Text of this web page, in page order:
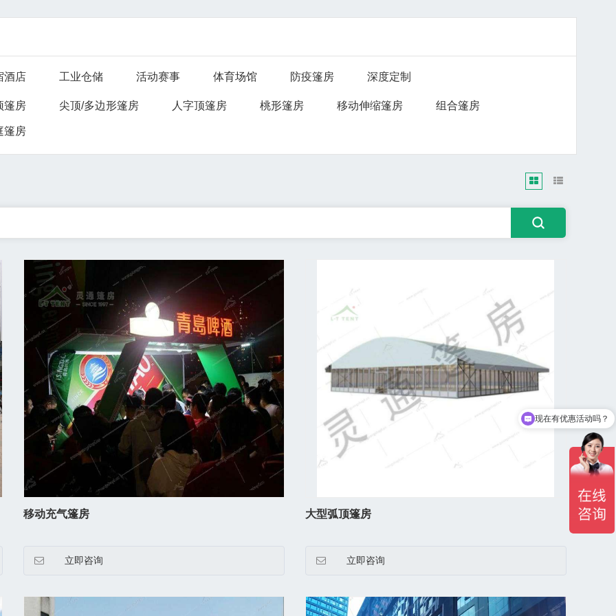
酒店 工业仓储 活动赛事 体育场馆 防疫篷房 深度定制
篷房 尖顶/多边形篷房 人字顶篷房 桃形篷房 移动伸缩篷房 组合篷房
篷房
移动充气篷房
立即咨询
大型弧顶篷房
立即咨询
现在有优惠活动吗？